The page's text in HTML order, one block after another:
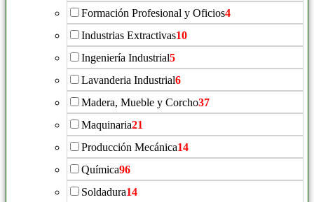
Formación Profesional y Oficios4
Industrias Extractivas10
Ingeniería Industrial5
Lavanderia Industrial6
Madera, Mueble y Corcho37
Maquinaria21
Producción Mecánica14
Química96
Soldadura14